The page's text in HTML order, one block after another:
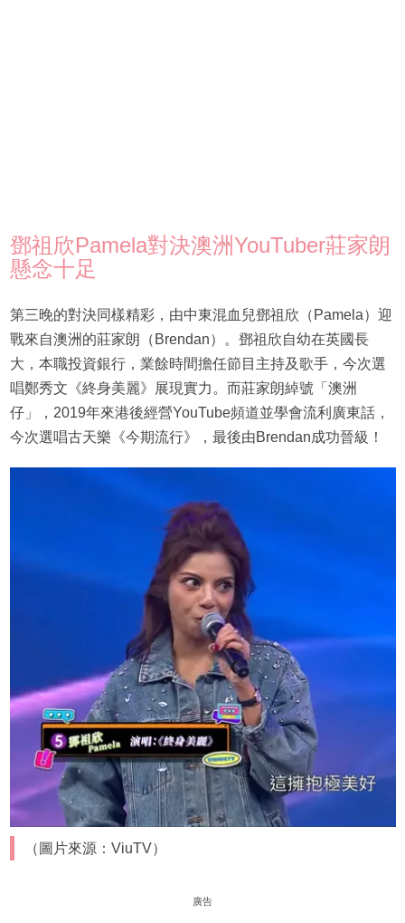
鄧祖欣Pamela對決澳洲YouTuber莊家朗
懸念十足
第三晚的對決同樣精彩，由中東混血兒鄧祖欣（Pamela）迎
戰來自澳洲的莊家朗（Brendan）。鄧祖欣自幼在英國長
大，本職投資銀行，業餘時間擔任節目主持及歌手，今次選
唱鄭秀文《終身美麗》展現實力。而莊家朗綽號「澳洲
仔」，2019年來港後經營YouTube頻道並學會流利廣東話，
今次選唱古天樂《今期流行》，最後由Brendan成功晉級！
（圖片來源：ViuTV）
廣告